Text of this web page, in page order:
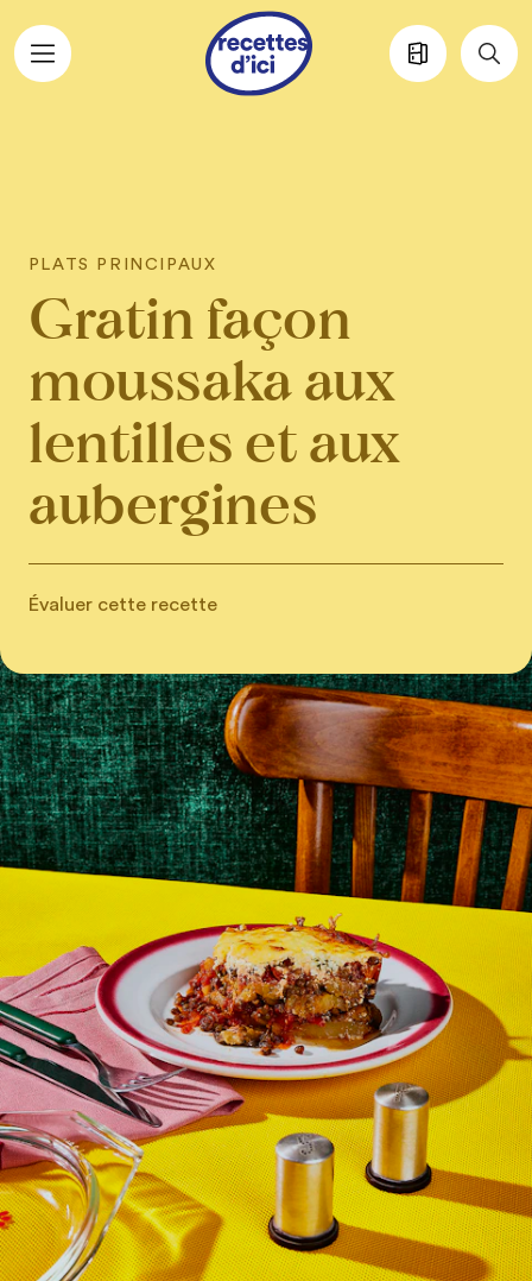
Aller au contenu principal
PLATS PRINCIPAUX
Gratin façon
moussaka aux
lentilles et aux
aubergines
Évaluer cette recette